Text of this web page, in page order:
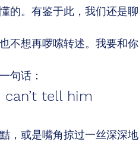
的。有鉴于此，我们还是聊
不想再啰嗦转述。我要和你
句话：
tell him
，或是嘴角掠过一丝深深地